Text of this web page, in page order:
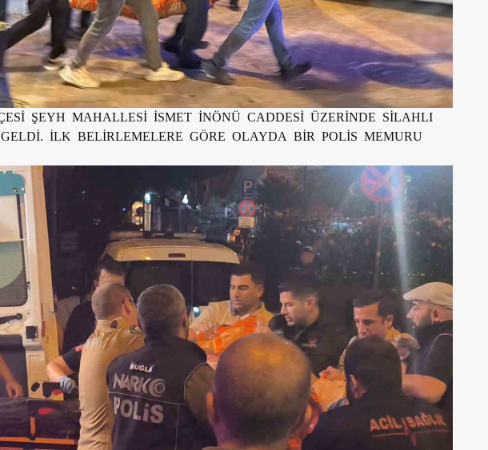
ŞEYH MAHALLESİ İSMET İNÖNÜ CADDESİ ÜZERİNDE SİLAHLI
İLK BELİRLEMELERE GÖRE OLAYDA BİR POLİS MEMURU